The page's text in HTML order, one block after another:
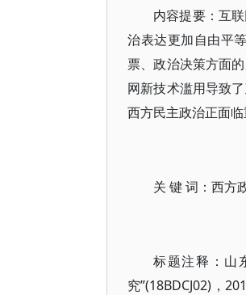
内容提要：互
治表达更加自由平
票、政治决策方面
网新技术滥用导致
西方民主政治正面临
关 键 词：西方
标题注释：山
究”(18BDCJ02)，